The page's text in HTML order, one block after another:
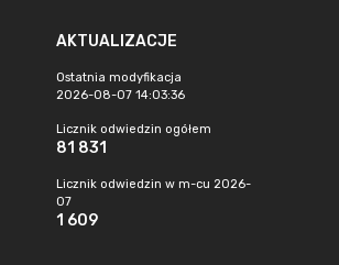
AKTUALIZACJE
Ostatnia modyfikacja
2026-08-07 14:03:36
Licznik odwiedzin ogółem
81 831
Licznik odwiedzin w m-cu 2026-
07
1 609